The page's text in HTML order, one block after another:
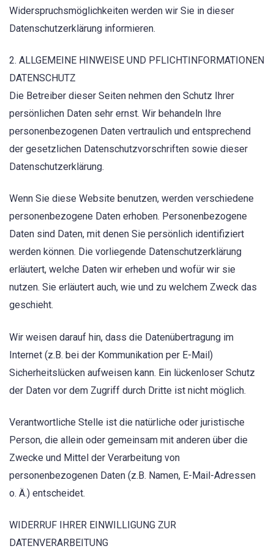
Widerspruchsmöglichkeiten werden wir Sie in dieser
Datenschutzerklärung informieren.
2. ALLGEMEINE HINWEISE UND PFLICHTINFORMATIONEN
DATENSCHUTZ
Die Betreiber dieser Seiten nehmen den Schutz Ihrer
persönlichen Daten sehr ernst. Wir behandeln Ihre
personenbezogenen Daten vertraulich und entsprechend
der gesetzlichen Datenschutzvorschriften sowie dieser
Datenschutzerklärung.
Wenn Sie diese Website benutzen, werden verschiedene
personenbezogene Daten erhoben. Personenbezogene
Daten sind Daten, mit denen Sie persönlich identifiziert
werden können. Die vorliegende Datenschutzerklärung
erläutert, welche Daten wir erheben und wofür wir sie
nutzen. Sie erläutert auch, wie und zu welchem Zweck das
geschieht.
Wir weisen darauf hin, dass die Datenübertragung im
Internet (z.B. bei der Kommunikation per E-Mail)
Sicherheitslücken aufweisen kann. Ein lückenloser Schutz
der Daten vor dem Zugriff durch Dritte ist nicht möglich.
Verantwortliche Stelle ist die natürliche oder juristische
Person, die allein oder gemeinsam mit anderen über die
Zwecke und Mittel der Verarbeitung von
personenbezogenen Daten (z.B. Namen, E-Mail-Adressen
o. Ä.) entscheidet.
WIDERRUF IHRER EINWILLIGUNG ZUR
DATENVERARBEITUNG